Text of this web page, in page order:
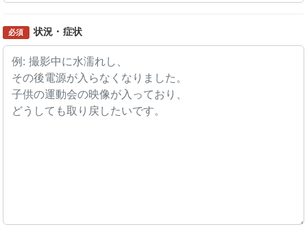
必須 状況・症状